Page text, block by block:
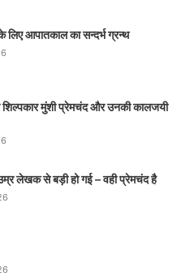
के लिए आपातकाल का सन्दर्भ ग्रन्थ
शिल्पकार मुंशी प्रेमचंद और उनकी कालजयी
लेखक से बड़ी हो गई – वही प्रेमचंद है